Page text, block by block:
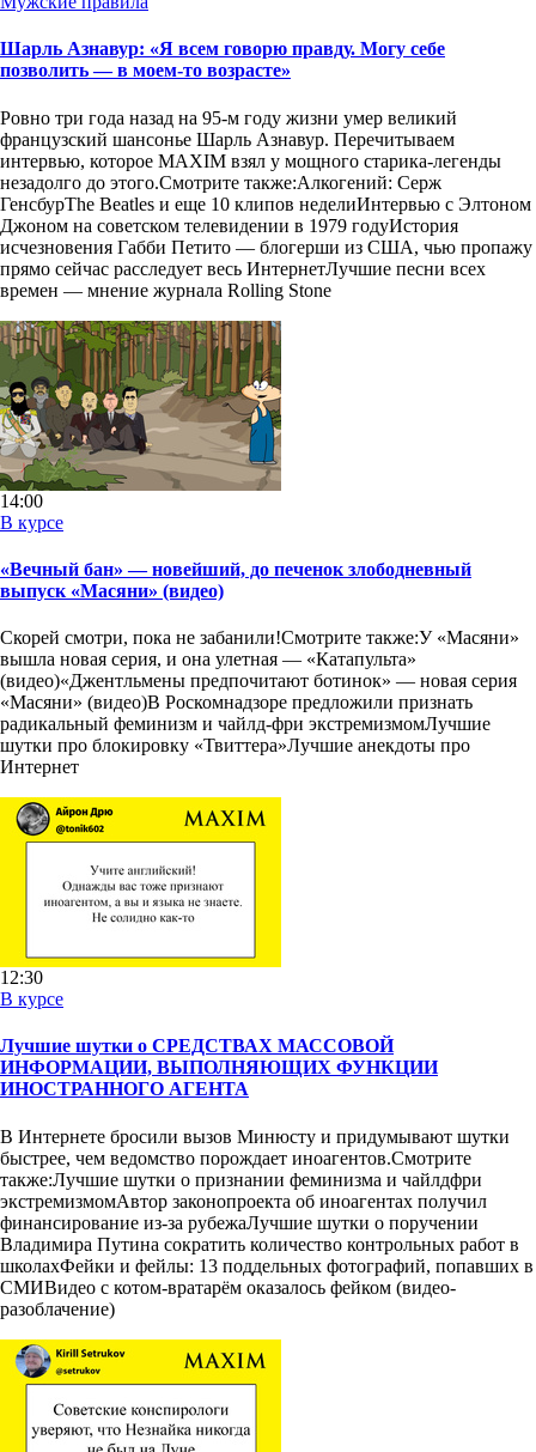
Шарль Азнавур: «Я всем говорю правду. Могу себе
позволить — в моем-то возрасте»
Ровно три года назад на 95-м году жизни умер великий
французский шансонье Шарль Азнавур. Перечитываем
интервью, которое MAXIM взял у мощного старика-легенды
незадолго до этого.Смотрите также:Алкогений: Серж
ГенсбурThe Beatles и еще 10 клипов неделиИнтервью с Элтоном
Джоном на советском телевидении в 1979 годуИстория
исчезновения Габби Петито — блогерши из США, чью пропажу
прямо сейчас расследует весь ИнтернетЛучшие песни всех
времен — мнение журнала Rolling Stone
14:00
В курсе
«Вечный бан» — новейший, до печенок злободневный
выпуск «Масяни» (видео)
Скорей смотри, пока не забанили!Смотрите также:У «Масяни»
вышла новая серия, и она улетная — «Катапульта»
(видео)«Джентльмены предпочитают ботинок» — новая серия
«Масяни» (видео)В Роскомнадзоре предложили признать
радикальный феминизм и чайлд-фри экстремизмомЛучшие
шутки про блокировку «Твиттера»Лучшие анекдоты про
Интернет
12:30
В курсе
Лучшие шутки о СРЕДСТВАХ МАССОВОЙ
ИНФОРМАЦИИ, ВЫПОЛНЯЮЩИХ ФУНКЦИИ
ИНОСТРАННОГО АГЕНТА
В Интернете бросили вызов Минюсту и придумывают шутки
быстрее, чем ведомство порождает иноагентов.Смотрите
также:Лучшие шутки о признании феминизма и чайлдфри
экстремизмомАвтор законопроекта об иноагентах получил
финансирование из-за рубежаЛучшие шутки о поручении
Владимира Путина сократить количество контрольных работ в
школахФейки и фейлы: 13 поддельных фотографий, попавших в
СМИВидео с котом-вратарём оказалось фейком (видео-
разоблачение)